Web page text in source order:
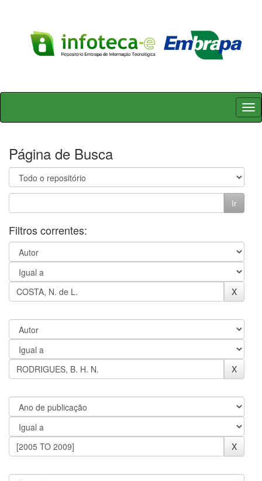
Skip
Página de Busca
Filtros correntes: